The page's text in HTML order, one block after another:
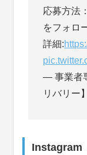
応募方法：
をフォロ
詳細:
— 事業者
リバリー
Instagram